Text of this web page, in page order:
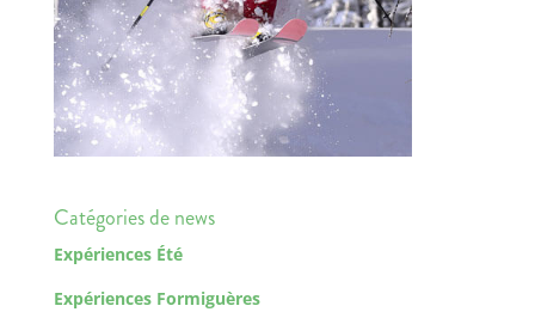
Catégories de news
Expériences Été
Expériences Formiguères